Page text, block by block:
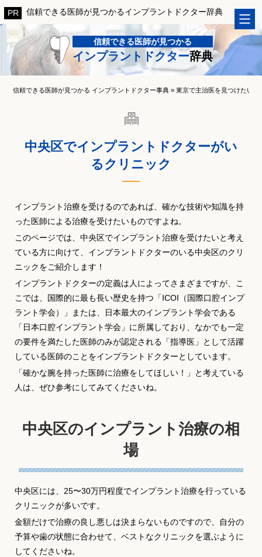
信頼できる医師が見つかるインプラントドクター辞典
信頼できる医師が見つかる
インプラントドクター辞典
信頼できる医師が見つかる インプラントドクター事典 »東京で主治医を見つけたい
中央区でインプラントドクターがい
るクリニック
インプラント治療を受けるのであれば、確かな技術や知識を持
った医師による治療を受けたいものですよね。
このページでは、中央区でインプラント治療を受けたいと考え
ている方に向けて、インプラントドクターのいる中央区のクリ
ニックをご紹介します！
インプラントドクターの定義は人によってさまざまですが、こ
こでは、国際的に最も長い歴史を持つ「ICOI（国際口腔インプ
ラント学会）」または、日本最大のインプラント学会である
「日本口腔インプラント学会」に所属しており、なかでも一定
の要件を満たした医師のみが認定される「指導医」として活躍
している医師のことをインプラントドクターとしています。
「確かな腕を持った医師に治療をしてほしい！」と考えている
人は、ぜひ参考にしてみてくださいね。
中央区のインプラント治療の相
場
中央区には、25〜30万円程度でインプラント治療を行っている
クリニックが多いです。
金額だけで治療の良し悪しは決まらないものですので、自分の
予算や歯の状態に合わせて、ベストなクリニックを選ぶように
してくださいね。